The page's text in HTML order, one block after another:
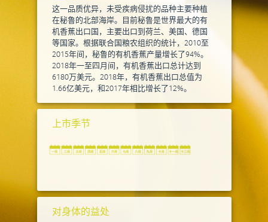
这一品质优异，未受疾病侵扰的品种主要种植
在秘鲁的北部海岸。目前秘鲁是世界最大的有
机香蕉出口国，主要出口到荷兰、美国、德国
等国家。根据联合国粮农组织的统计，2010至
2015年间，秘鲁的有机香蕉产量增长了94%。
2018年一至四月间，有机香蕉出口总计达到
6180万美元。2018年，有机香蕉出口总值为
1.66亿美元，和2017年相比增长了12%。
上市季节
对身体的益处